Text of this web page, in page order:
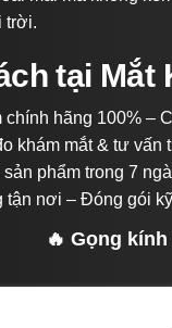
trời.
tại Mắt
chính hãng 100% –
khám mắt & tư vấn
phẩm trong 7
tận nơi – Đóng gói
🔥 Gọng